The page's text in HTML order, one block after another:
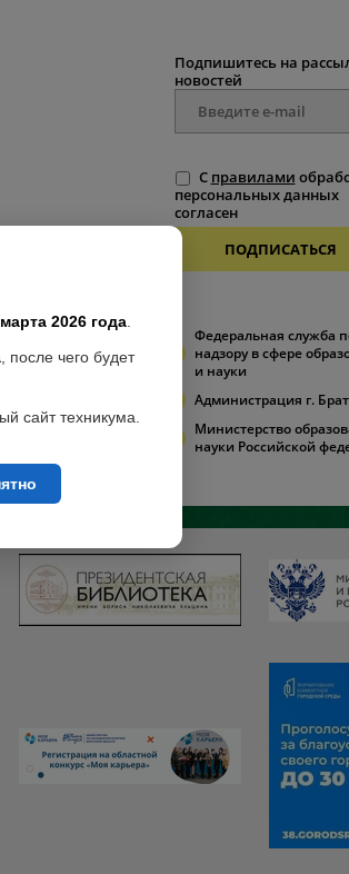
Подпишитесь на
новостей
С правилами
персональных данных
согласен
ПОДПИСАТЬСЯ
Федеральная служба
надзору в сфере
и науки
Администрация г.
Министерство
науки Российской
2026 года.
, после чего будет
сайт техникума.